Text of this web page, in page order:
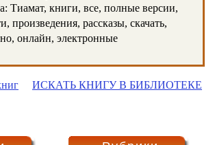
Тиамат, книги, все, полные версии,
произведения, рассказы, скачать,
онлайн, электронные
ИСКАТЬ КНИГУ В БИБЛИОТЕКЕ